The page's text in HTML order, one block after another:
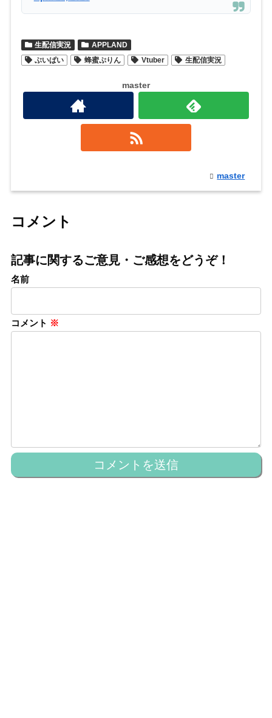
生配信実況
APPLAND
ぶいぱい
蜂蜜ぷりん Vtuber 生配信実況
master
master
コメント
記事に関するご意見・ご感想をどうぞ！
名前
コメント ※